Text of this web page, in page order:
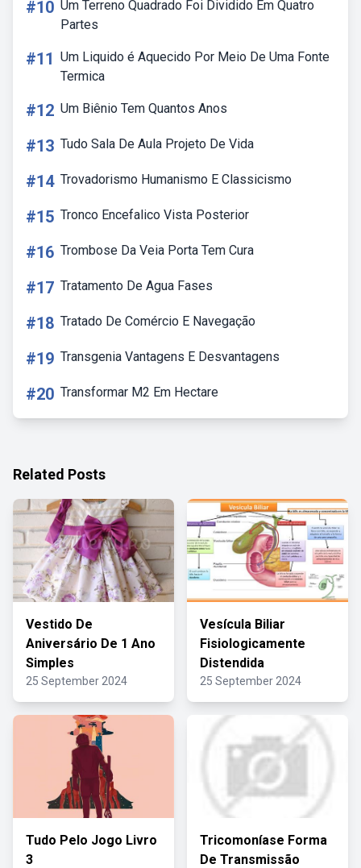
#10 Um Terreno Quadrado Foi Dividido Em Quatro
Partes
#11 Um Liquido é Aquecido Por Meio De Uma Fonte
Termica
#12 Um Biênio Tem Quantos Anos
#13 Tudo Sala De Aula Projeto De Vida
#14 Trovadorismo Humanismo E Classicismo
#15 Tronco Encefalico Vista Posterior
#16 Trombose Da Veia Porta Tem Cura
#17 Tratamento De Agua Fases
#18 Tratado De Comércio E Navegação
#19 Transgenia Vantagens E Desvantagens
#20 Transformar M2 Em Hectare
Related Posts
Vestido De
Aniversário De 1 Ano
Simples
25 September 2024
Vesícula Biliar
Fisiologicamente
Distendida
25 September 2024
Tudo Pelo Jogo Livro
3
Tricomoníase Forma
De Transmissão